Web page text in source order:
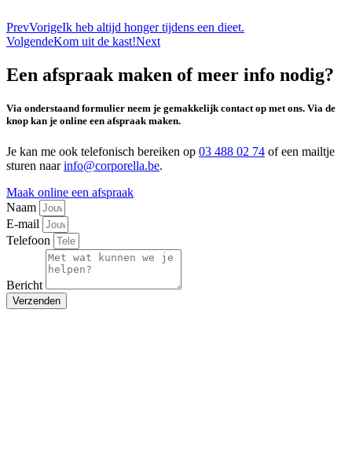
PrevVorigeIk heb altijd honger tijdens een dieet.
VolgendeKom uit de kast!Next
Een afspraak maken of meer info nodig?
Via onderstaand formulier neem je gemakkelijk contact op met ons. Via de
knop kan je online een afspraak maken.
Je kan me ook telefonisch bereiken op 03 488 02 74 of een mailtje
sturen naarinfo@corporella.be.
Maak online een afspraak
Naam
E-mail
Telefoon
Bericht
Verzenden